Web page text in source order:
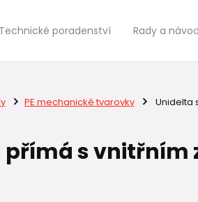
Technické poradenství Rady a
PE mechanické tvarovky
Unidelta
s vnitřním